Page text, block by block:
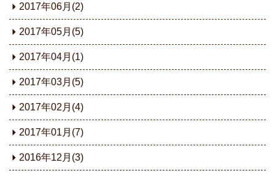
2017年06月(2)
2017年05月(5)
2017年04月(1)
2017年03月(5)
2017年02月(4)
2017年01月(7)
2016年12月(3)